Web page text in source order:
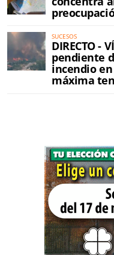
SUCESOS
DIRECTO -
pendiente
incendio
máxima